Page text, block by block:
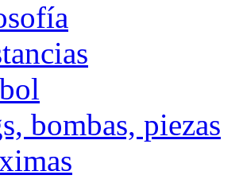
bombas, piezas